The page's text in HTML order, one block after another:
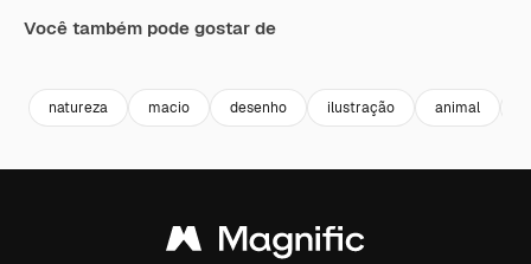
Você também pode gostar de
natureza macio desenho ilustração animal